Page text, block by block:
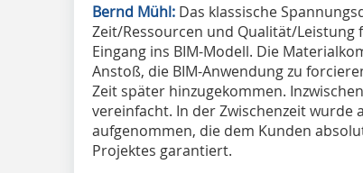
Bernd Mühl: Das klassische
Zeit/Ressourcen und Qualität/
Eingang ins BIM-Modell. Die
Anstoß, die BIM-Anwendung zu
Zeit später hinzugekommen.
vereinfacht. In der Zwischenzeit wurde
aufgenommen, die dem Kunden
Projektes garantiert.